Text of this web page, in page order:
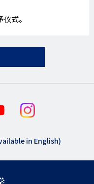
式。
in English)